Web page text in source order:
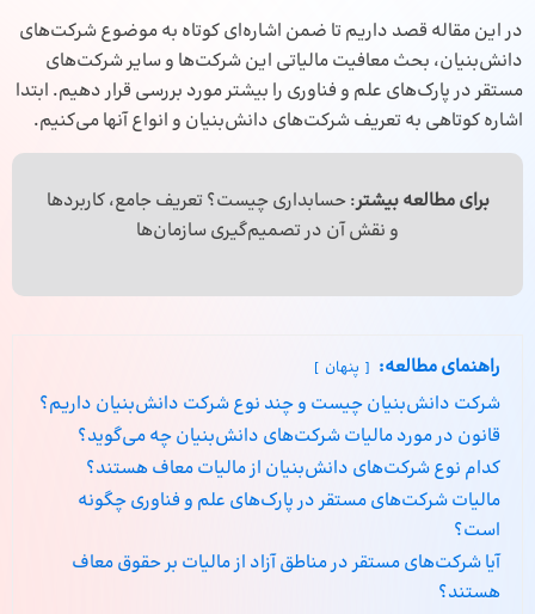
در این مقاله قصد داریم تا ضمن اشاره‌ای کوتاه به موضوع شرکت‌های
دانش‌بنیان، بحث معافیت مالیاتی این شرکت‌ها و سایر شرکت‌های
مستقر در پارک‌های علم و فناوری را بیشتر مورد بررسی قرار دهیم. ابتدا
اشاره کوتاهی به تعریف شرکت‌های دانش‌بنیان و انواع آنها می‌کنیم.
برای مطالعه بیشتر:حسابداری چیست؟ تعریف جامع، کاربردها
و نقش آن در تصمیم‌گیری سازمان‌ها
راهنمای مطالعه: پنهان
شرکت دانش‌بنیان چیست و چند نوع شرکت دانش‌بنیان داریم؟
قانون در مورد مالیات شرکت‌های دانش‌بنیان چه می‌گوید؟
کدام نوع شرکت‌های دانش‌بنیان از مالیات معاف هستند؟
مالیات شرکت‌های مستقر در پارک‌های علم و فناوری چگونه
است؟
آیا شرکت‌های مستقر در مناطق آزاد از مالیات بر حقوق معاف
هستند؟